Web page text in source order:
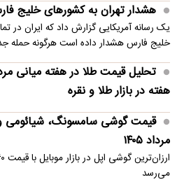
هشدار تهران به کشورهای خلیج
یک رسانه آمریکایی گزارش داد که ایران در
خلیج فارس هشدار داده است هرگونه حمله
هفته در بازار طلا و نقره
مرداد ۱۴۰۵
می‌رسد